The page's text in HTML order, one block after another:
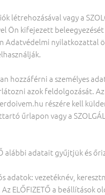
létrehozásával vagy a
Ön kifejezett
Adatvédelmi nyilatkozattal
hozzáférni a személyes
azok feldolgozását.
részére kell
űrlapon vagy a
alábbi adatait gyűjtjük és
adatok: vezetéknév,
Az ELŐFIZETŐ a beállítások